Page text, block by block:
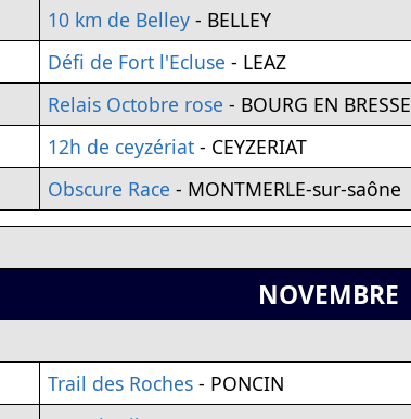
10 km de Belley - BELLEY
Défi de Fort l'Ecluse - LEAZ
Relais Octobre rose - BOURG EN BRESSE
12h de ceyzériat - CEYZERIAT
Obscure Race - MONTMERLE-sur-saône
NOVEMBRE
Trail des Roches - PONCIN